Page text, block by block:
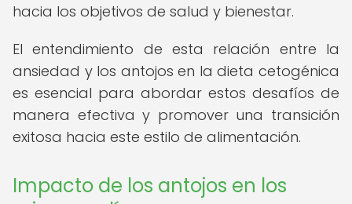
hacia los objetivos de salud y bienestar.
El entendimiento de esta relación entre la
ansiedad y los antojos en la dieta cetogénica
es esencial para abordar estos desafíos de
manera efectiva y promover una transición
exitosa hacia este estilo de alimentación.
Impacto de los antojos en los